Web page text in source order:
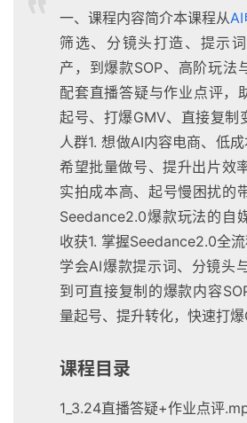
一、课程内容简介本课程从AI
筛选、分镜头打造、提示
产，到爆款SOP、高阶玩法
配套直播答疑与作业点评，
起号、打爆GMV、直接复制
人群1. 想做AI内容电商、低
希望批量做号、提升出片效
实拍成本高、起号慢困扰的
Seedance2.0爆款玩法的自
收获1. 掌握Seedance2.0全
学会AI爆款提示词、分镜头
到可直接复制的爆款内容
量起号、提升转化，快速打爆
课程目录
1_3.24直播答疑+作业点评